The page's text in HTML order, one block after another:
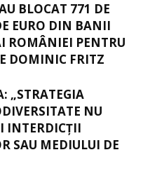
BLOCAT 771 DE
EURO DIN BANII
ROMÂNIEI PENTRU
DOMINIC FRITZ
„STRATEGIA
NU
INTERDICȚII
SAU MEDIULUI DE